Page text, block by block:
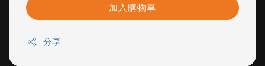
加入購物車
分享